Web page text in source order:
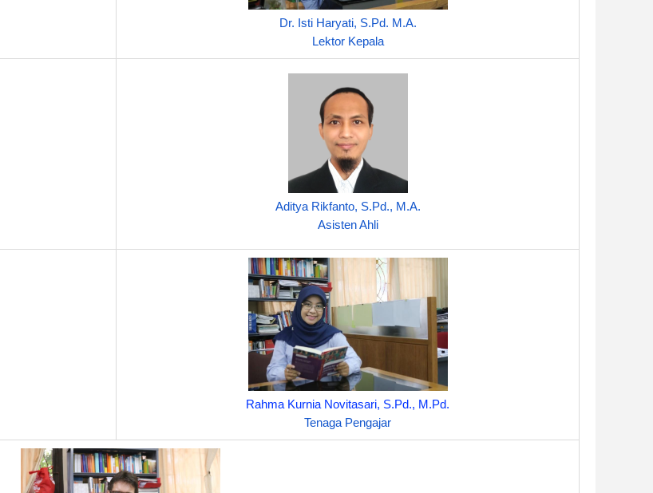
Dr. Isti Haryati, S.Pd. M.A.
Lektor Kepala
Aditya Rikfanto, S.Pd., M.A.
Asisten Ahli
Rahma Kurnia Novitasari, S.Pd., M.Pd.
Tenaga Pengajar